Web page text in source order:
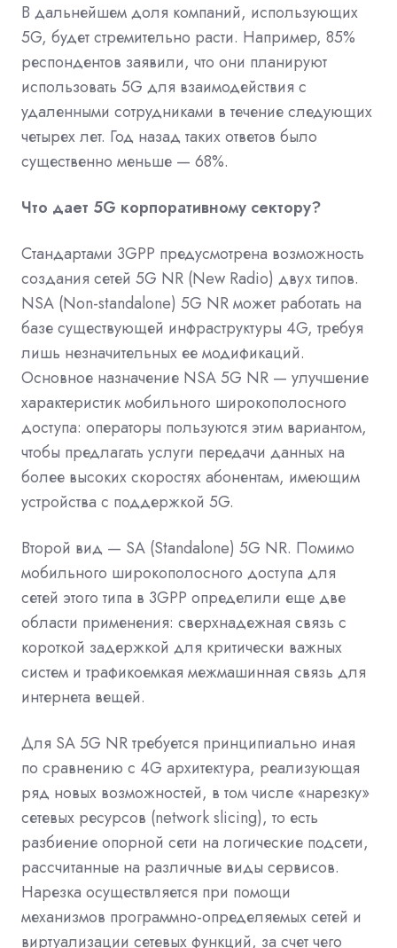
В дальнейшем доля компаний, использующих
5G, будет стремительно расти. Например, 85%
респондентов заявили, что они планируют
использовать 5G для взаимодействия с
удаленными сотрудниками в течение следующих
четырех лет. Год назад таких ответов было
существенно меньше — 68%.
Что дает 5G корпоративному сектору?
Стандартами 3GPP предусмотрена возможность
создания сетей 5G NR (New Radio) двух типов.
NSA (Non-standalone) 5G NR может работать на
базе существующей инфраструктуры 4G, требуя
лишь незначительных ее модификаций.
Основное назначение NSA 5G NR — улучшение
характеристик мобильного широкополосного
доступа: операторы пользуются этим вариантом,
чтобы предлагать услуги передачи данных на
более высоких скоростях абонентам, имеющим
устройства с поддержкой 5G.
Второй вид — SA (Standalone) 5G NR. Помимо
мобильного широкополосного доступа для
сетей этого типа в 3GPP определили еще две
области применения: сверхнадежная связь с
короткой задержкой для критически важных
систем и трафикоемкая межмашинная связь для
интернета вещей.
Для SA 5G NR требуется принципиально иная
по сравнению с 4G архитектура, реализующая
ряд новых возможностей, в том числе «нарезку»
сетевых ресурсов (network slicing), то есть
разбиение опорной сети на логические подсети,
рассчитанные на различные виды сервисов.
Нарезка осуществляется при помощи
механизмов программно-определяемых сетей и
виртуализации сетевых функций, за счет чего